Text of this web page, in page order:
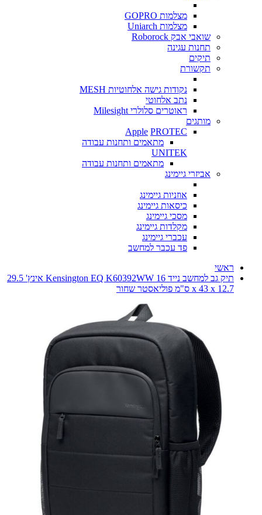
מצלמות GOPRO
מצלמות Uniarch
שואבי אבק Roborock
תחנות עגינה
תיקים
תקשורת
נקודות גישה אלחוטיות MESH
נתב אלחוטי
ראוטרים סלולרי Milesight
מותגים
Apple PROTEC
מתאמים ותחנות עבודה
UNITEK
מתאמים ותחנות עבודה
אביזרי גיימינג
אוזניות גיימינג
כיסאות גיימינג
מסכי גיימינג
מקלדות גיימינג
עכברי גיימינג
פד עכבר למחשב
ראשי
תיק גב למחשב נייד Kensington EQ K60392WW 16 אינץ' 29.5
x 43 x 12.7 ס"מ פוליאסטר שחור